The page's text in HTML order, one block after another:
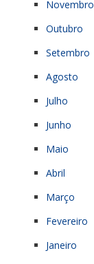
Novembro
Outubro
Setembro
Agosto
Julho
Junho
Maio
Abril
Março
Fevereiro
Janeiro